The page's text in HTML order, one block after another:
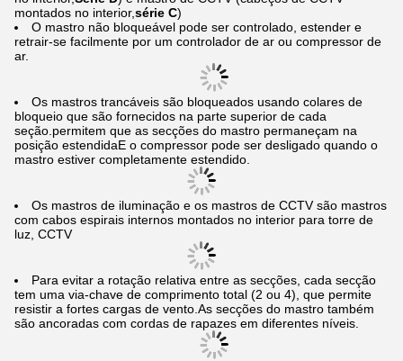
montados no interior,série C)
O mastro não bloqueável pode ser controlado, estender e
retrair-se facilmente por um controlador de ar ou compressor de
ar.
Os mastros trancáveis são bloqueados usando colares de
bloqueio que são fornecidos na parte superior de cada
seção.permitem que as secções do mastro permaneçam na
posição estendidaE o compressor pode ser desligado quando o
mastro estiver completamente estendido.
Os mastros de iluminação e os mastros de CCTV são mastros
com cabos espirais internos montados no interior para torre de
luz, CCTV
Para evitar a rotação relativa entre as secções, cada secção
tem uma via-chave de comprimento total (2 ou 4), que permite
resistir a fortes cargas de vento.As secções do mastro também
são ancoradas com cordas de rapazes em diferentes níveis.